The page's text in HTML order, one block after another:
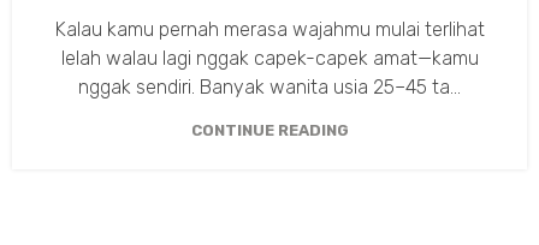
Kalau kamu pernah merasa wajahmu mulai terlihat
lelah walau lagi nggak capek-capek amat—kamu
nggak sendiri. Banyak wanita usia 25–45 ta...
CONTINUE READING